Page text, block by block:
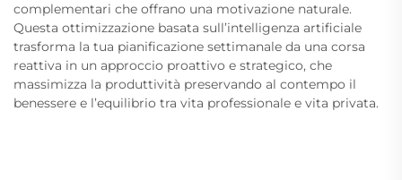
complementari che offrano una motivazione naturale.
Questa ottimizzazione basata sull’intelligenza artificiale
trasforma la tua pianificazione settimanale da una corsa
reattiva in un approccio proattivo e strategico, che
massimizza la produttività preservando al contempo il
benessere e l’equilibrio tra vita professionale e vita privata.